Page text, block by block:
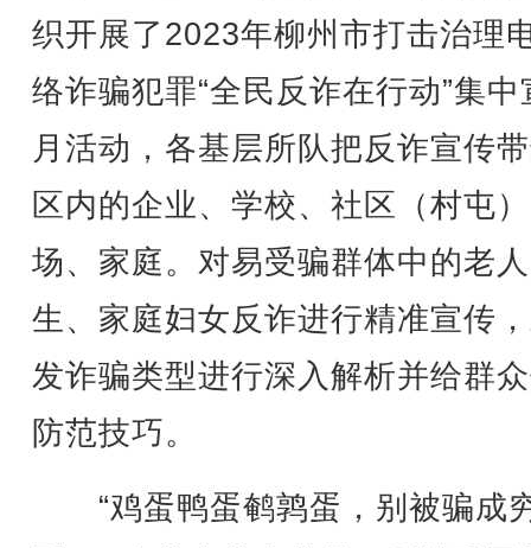
织开展了2023年柳州市打击治理
络诈骗犯罪“全民反诈在行动”集中
月活动，各基层所队把反诈宣传
区内的企业、学校、社区（村屯
场、家庭。对易受骗群体中的老
生、家庭妇女反诈进行精准宣传
发诈骗类型进行深入解析并给群
防范技巧。
“鸡蛋鸭蛋鹌鹑蛋，别被骗成